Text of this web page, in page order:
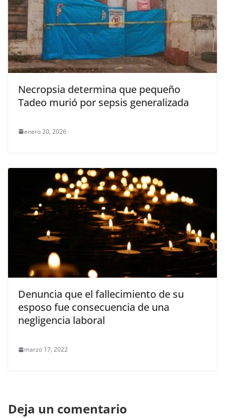
Necropsia determina que pequeño
Tadeo murió por sepsis generalizada
enero 20, 2026
Denuncia que el fallecimiento de su
esposo fue consecuencia de una
negligencia laboral
marzo 17, 2022
Deja un comentario